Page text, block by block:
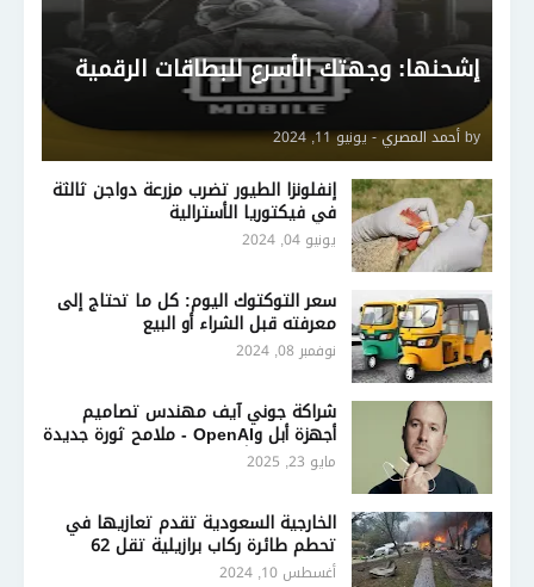
إشحنها: وجهتك الأسرع للبطاقات الرقمية
byأحمد المصري-يونيو 11, 2024
إنفلونزا الطيور تضرب مزرعة دواجن ثالثة
في فيكتوريا الأسترالية
يونيو 04, 2024
سعر التوكتوك اليوم: كل ما تحتاج إلى
معرفته قبل الشراء أو البيع
نوفمبر 08, 2024
شراكة جوني آيف مهندس تصاميم
أجهزة أبل وOpenAI - ملامح ثورة جديدة
في تصميم أجهزة الذكاء الاصطناعي
مايو 23, 2025
الخارجية السعودية تقدم تعازيها في
تحطم طائرة ركاب برازيلية تقل 62
شخصًا
أغسطس 10, 2024